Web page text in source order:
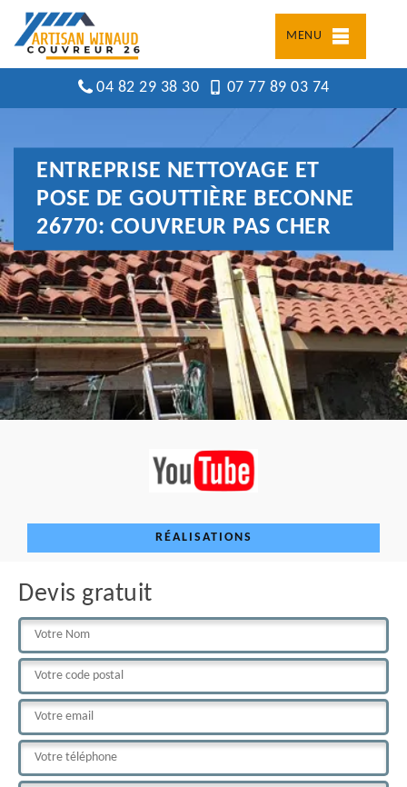
MENU
04 82 29 38 30 07 77 89 03 74
ENTREPRISE NETTOYAGE ET
POSE DE GOUTTIÈRE BECONNE
26770: COUVREUR PAS CHER
RÉALISATIONS
Devis gratuit